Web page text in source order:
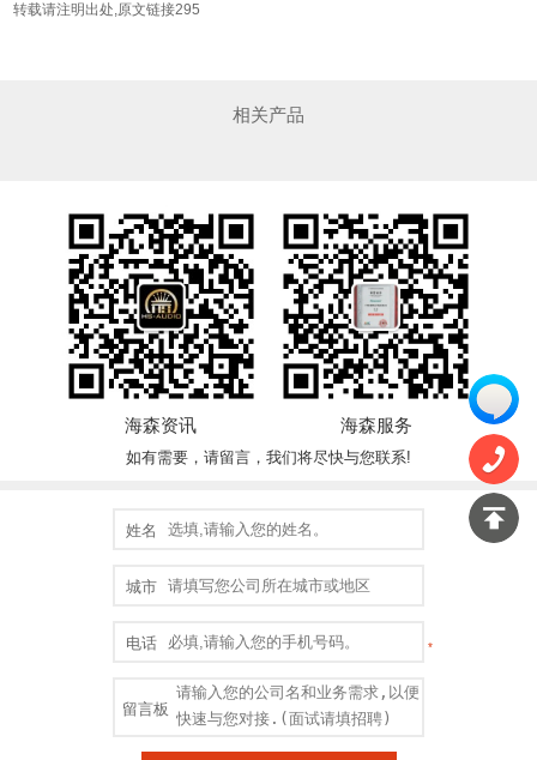
转载请注明出处,原文链接295
相关产品
海森资讯 海森服务
如有需要，请留言，我们将尽快与您联系!